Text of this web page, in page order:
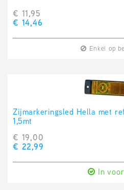
€ 11,95
€ 14,46
Enkel op
Zijmarkeringsled Hella met
1,5mt
€ 19,00
€ 22,99
In